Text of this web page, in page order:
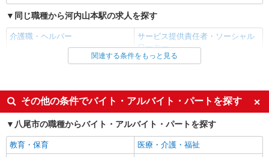
八尾市
キープ 詳細を見る
≪八尾駅≫介護の現場で心を燃やせ！！！デ
イサービスSTAFF
時給1550円〜2187円 ＜日払い有/週払い有/交
通費全支給(ガソリン代含む)＞
同じ職種から河内山本駅の求人を探す
介護職・ヘルパー
サービス提供責任者・ソーシャル
ワーカー
アルバイト パート
同じ特徴から河内山本駅の求人を探す
入社日応相談
即日勤務OK
職場見学OKまたは説明会あり
未経験歓迎
関連する条件をもっと見る
その他の条件でバイト・アルバイト・パートを探す
八尾市の職種からバイト・アルバイト・パートを探す
教育・保育
医療・介護・福祉